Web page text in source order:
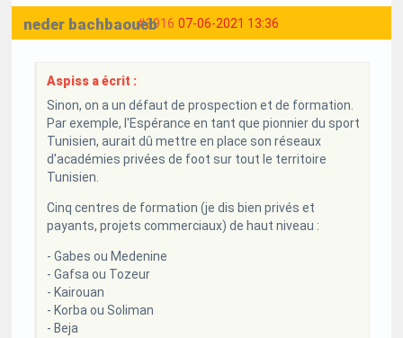
#3916 07-06-2021 13:36
neder bachbaoueb
Aspiss a écrit :
Sinon, on a un défaut de prospection et de formation.
Par exemple, l'Espérance en tant que pionnier du sport
Tunisien, aurait dû mettre en place son réseaux
d'académies privées de foot sur tout le territoire
Tunisien.
Cinq centres de formation (je dis bien privés et
payants, projets commerciaux) de haut niveau :
- Gabes ou Medenine
- Gafsa ou Tozeur
- Kairouan
- Korba ou Soliman
- Beja